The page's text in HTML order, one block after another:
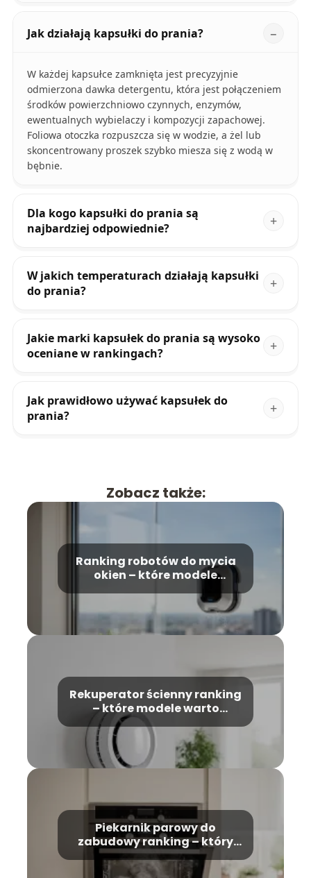
Jak działają kapsułki do prania?
W każdej kapsułce zamknięta jest precyzyjnie
odmierzona dawka detergentu, która jest połączeniem
środków powierzchniowo czynnych, enzymów,
ewentualnych wybielaczy i kompozycji zapachowej.
Foliowa otoczka rozpuszcza się w wodzie, a żel lub
skoncentrowany proszek szybko miesza się z wodą w
bębnie.
Dla kogo kapsułki do prania są
najbardziej odpowiednie?
W jakich temperaturach działają kapsułki
do prania?
Jakie marki kapsułek do prania są wysoko
oceniane w rankingach?
Jak prawidłowo używać kapsułek do
prania?
Zobacz także:
Ranking robotów do mycia
okien – które modele
Rekuperator ścienny ranking
– które modele warto
wybrać?
Piekarnik parowy do
zabudowy ranking – który
model wybrać?